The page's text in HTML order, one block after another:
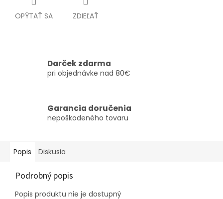
OPÝTAŤ SA ZDIEĽAŤ
Darček zdarma
pri objednávke nad 80€
Garancia doručenia
nepoškodeného tovaru
Popis Diskusia
Podrobný popis
Popis produktu nie je dostupný